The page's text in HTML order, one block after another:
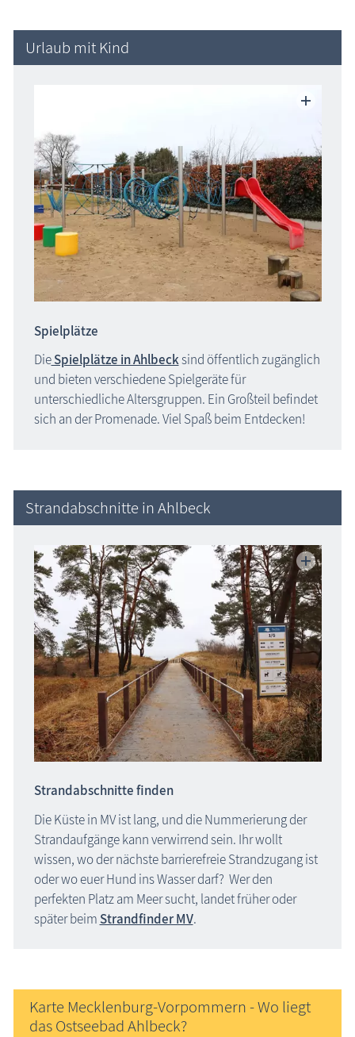
Urlaub mit Kind
Spielplätze
DieSpielplätze in Ahlbecksind öffentlich zugänglich
und bieten verschiedene Spielgeräte für
unterschiedliche Altersgruppen. Ein Großteil befindet
sich an der Promenade. Viel Spaß beim Entdecken!
Strandabschnitte in Ahlbeck
Strandabschnitte finden
Die Küste in MV ist lang, und die Nummerierung der
Strandaufgänge kann verwirrend sein. Ihr wollt
wissen, wo der nächste barrierefreie Strandzugang ist
oder wo euer Hund ins Wasser darf? Wer den
perfekten Platz am Meer sucht, landet früher oder
später beim Strandfinder MV.
Karte Mecklenburg-Vorpommern - Wo liegt
das Ostseebad Ahlbeck?